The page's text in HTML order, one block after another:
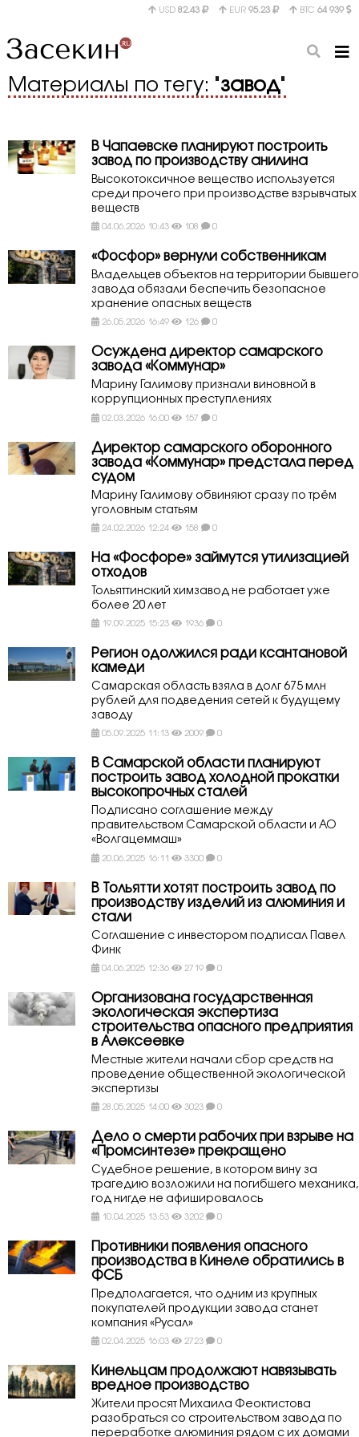
USD 82.43 EUR 95.23 BTC 64 939
Материалы по тегу: "завод"
В Чапаевске планируют построить
завод по производству анилина
Высокотоксичное вещество используется
среди прочего при производстве взрывчатых
веществ
04.06.2026 10:43 108 0
«Фосфор» вернули собственникам
Владельцев объектов на территории бывшего
завода обязали беспечить безопасное
хранение опасных веществ
26.05.2026 16:49 126 0
Осуждена директор самарского
завода «Коммунар»
Марину Галимову признали виновной в
коррупционных преступлениях
02.03.2026 16:00 157 0
Директор самарского оборонного
завода «Коммунар» предстала перед
судом
Марину Галимову обвиняют сразу по трём
уголовным статьям
24.02.2026 12:24 158 0
На «Фосфоре» займутся утилизацией
отходов
Тольяттинский химзавод не работает уже
более 20 лет
19.09.2025 15:23 1936 0
Регион одолжился ради ксантановой
камеди
Самарская область взяла в долг 675 млн
рублей для подведения сетей к будущему
заводу
05.09.2025 11:13 2009 0
В Самарской области планируют
построить завод холодной прокатки
высокопрочных сталей
Подписано соглашение между
правительством Самарской области и АО
«Волгацеммаш»
20.06.2025 16:11 3300 0
В Тольятти хотят построить завод по
производству изделий из алюминия и
стали
Соглашение с инвестором подписал Павел
Финк
04.06.2025 12:36 2719 0
Организована государственная
экологическая экспертиза
строительства опасного предприятия
в Алексеевке
Местные жители начали сбор средств на
проведение общественной экологической
экспертизы
28.05.2025 14:00 3023 0
Дело о смерти рабочих при взрыве на
«Промсинтезе» прекращено
Судебное решение, в котором вину за
трагедию возложили на погибшего механика,
год нигде не афишировалось
10.04.2025 13:53 3202 0
Противники появления опасного
производства в Кинеле обратились в
ФСБ
Предполагается, что одним из крупных
покупателей продукции завода станет
компания «Русал»
02.04.2025 16:03 2723 0
Кинельцам продолжают навязывать
вредное производство
Жители просят Михаила Феоктистова
разобраться со строительством завода по
переработке алюминия рядом с их домами